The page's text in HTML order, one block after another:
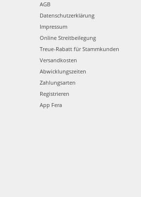
AGB
Datenschutzerklärung
Impressum
Online Streitbeilegung
Treue-Rabatt für Stammkunden
Versandkosten
Abwicklungszeiten
Zahlungsarten
Registrieren
App Fera